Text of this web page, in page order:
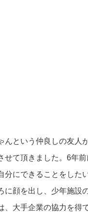
という仲良しの友人
せて頂きました。 6年
分にできることをした
に顔を出し、少年施設
、大手企業の協力を得